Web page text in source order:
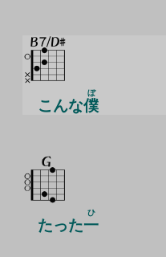
こんな僕
ぼ
たった一
ひ